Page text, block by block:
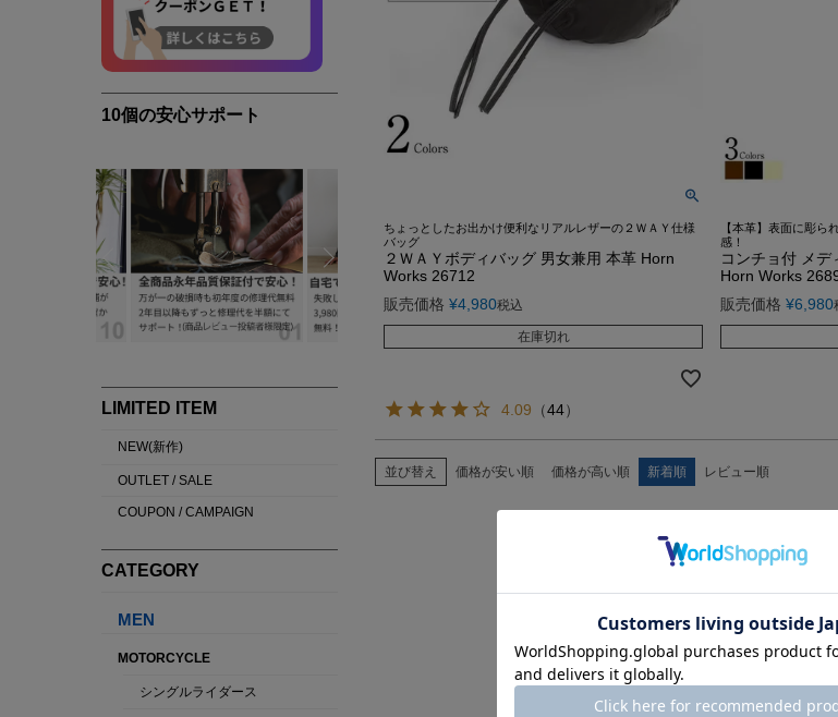
ちょっとしたお出かけ便利なリアルレザーの２ＷＡＹ仕様
バッグ
２ＷＡＹボディバッグ 男女兼用 本革 Horn
Works 26712
販売価格 ¥4,980税込
在庫切れ
4.09 （44）
【本革】表面に彫ら
感！
コンチョ付 メ
Horn Works
販売価格 ¥6,980
並び替え 価格が安い順 価格が高い順 新着順 レビュー順